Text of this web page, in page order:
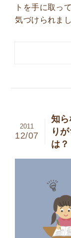
トを手に取っ
気づけられまし
知
り
は？
2011
12/07